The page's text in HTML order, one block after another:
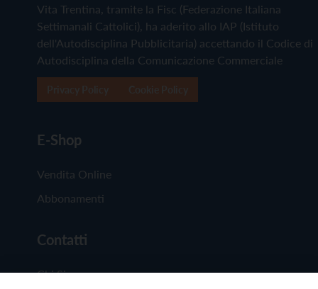
Vita Trentina, tramite la Fisc (Federazione Italiana
Settimanali Cattolici), ha aderito allo IAP (Istituto
dell'Autodisciplina Pubblicitaria) accettando il Codice di
Autodisciplina della Comunicazione Commerciale
E-Shop
Vendita Online
Abbonamenti
Contatti
Chi Siamo